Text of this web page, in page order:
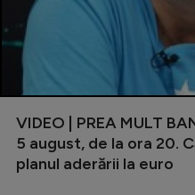
VIDEO | PREA MULT
5 august, de la ora 20.
planul aderării la euro